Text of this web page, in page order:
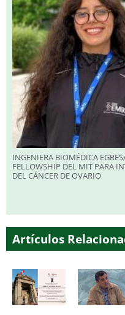
INGENIERA BIOMÉDICA
FELLOWSHIP DEL MIT PARA
DEL CÁNCER DE OVARIO
Artículos